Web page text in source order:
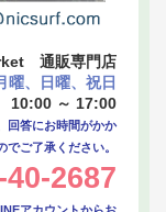
通販専門店
、日曜、祝日
10:00 ～ 17:00
回答にお時間がかか
でご了承ください。
40-2687